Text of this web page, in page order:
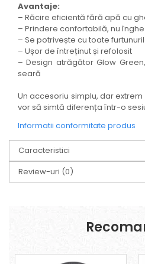
Avantaje:
– Răcire eficientă fără apă cu
– Prindere confortabilă, nu
– Se potrivește cu toate
– Ușor de întreținut și refolosit
– Design atrăgător Glow
seară
Un accesoriu simplu, dar
vor să simtă diferența într-o
Informatii conformitate produs
Caracteristici
Review-uri (0)